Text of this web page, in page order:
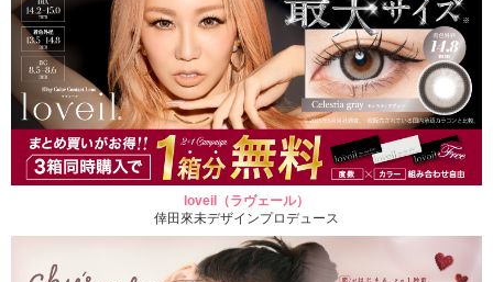
loveil（ラヴェール）
倖田來未デザインプロデュース